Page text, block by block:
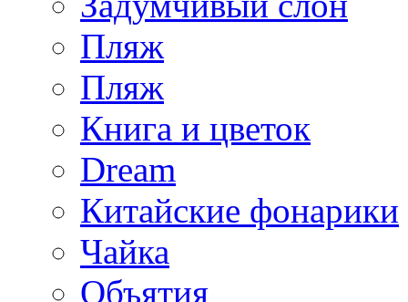
Пляж
Пляж
Книга и цветок
Dream
Китайские фонарики
Чайка
Объятия